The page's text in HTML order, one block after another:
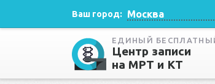
Ваш город: Москва
ЕДИНЫЙ
Центр записи
на МРТ и КТ